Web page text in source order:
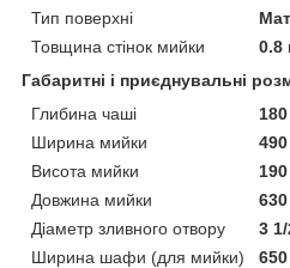
Тип поверхні
Товщина стінок мийки
0.8
Габаритні і приєднувальні
Глибина чаші
Ширина мийки
Висота мийки
Довжина мийки
Діаметр зливного отвору
3
Ширина шафи (для мийки)